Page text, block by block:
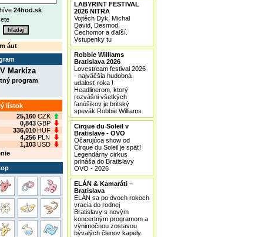
24hod.sk
áut
Markíza
program
lístok
25,160 CZK
0,843GBP
336,010HUF
4,256 PLN
1,103USD
LABYRINT FESTIVAL
2026 NITRA
Vojtěch Dyk, Michal
David, Desmod,
Čechomor a ďaľší.
Vstupenky tu
Robbie Williams
Bratislava 2026
Lovestream festival 2026
- najväčšia hudobná
udalosť roka !
Headlinerom, ktorý
rozvášni všetkých
fanúšikov je britský
spevák Robbie Williams
Cirque du Soleil v
Bratislave - OVO
Očarujúca show od
Cirque du Soleil je späť!
Legendárny cirkus
prináša do Bratislavy
OVO - 2026
ELÁN & Kamaráti –
Bratislava
ELÁN sa po dvoch rokoch
vracia do rodnej
Bratislavy s novým
koncertným programom a
výnimočnou zostavou
bývalých členov kapely.